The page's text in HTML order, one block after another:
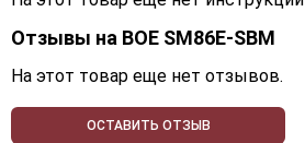
Отзывы на BOE SM86E-SBM
На этот товар еще нет отзывов.
ОСТАВИТЬ ОТЗЫВ